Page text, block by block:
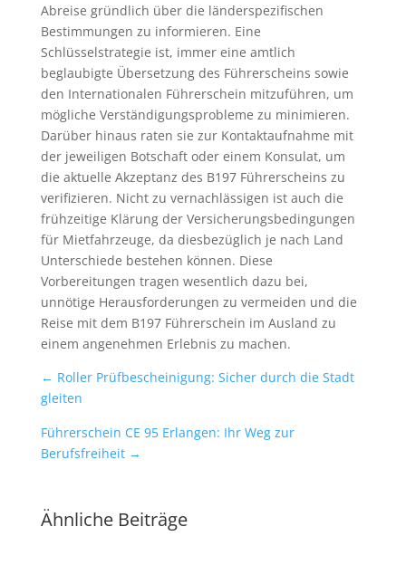
Abreise gründlich über die länderspezifischen
Bestimmungen zu informieren. Eine
Schlüsselstrategie ist, immer eine amtlich
beglaubigte Übersetzung des Führerscheins sowie
den Internationalen Führerschein mitzuführen, um
mögliche Verständigungsprobleme zu minimieren.
Darüber hinaus raten sie zur Kontaktaufnahme mit
der jeweiligen Botschaft oder einem Konsulat, um
die aktuelle Akzeptanz des B197 Führerscheins zu
verifizieren. Nicht zu vernachlässigen ist auch die
frühzeitige Klärung der Versicherungsbedingungen
für Mietfahrzeuge, da diesbezüglich je nach Land
Unterschiede bestehen können. Diese
Vorbereitungen tragen wesentlich dazu bei,
unnötige Herausforderungen zu vermeiden und die
Reise mit dem B197 Führerschein im Ausland zu
einem angenehmen Erlebnis zu machen.
← Roller Prüfbescheinigung: Sicher durch die Stadt
gleiten
Führerschein CE 95 Erlangen: Ihr Weg zur
Berufsfreiheit→
Ähnliche Beiträge